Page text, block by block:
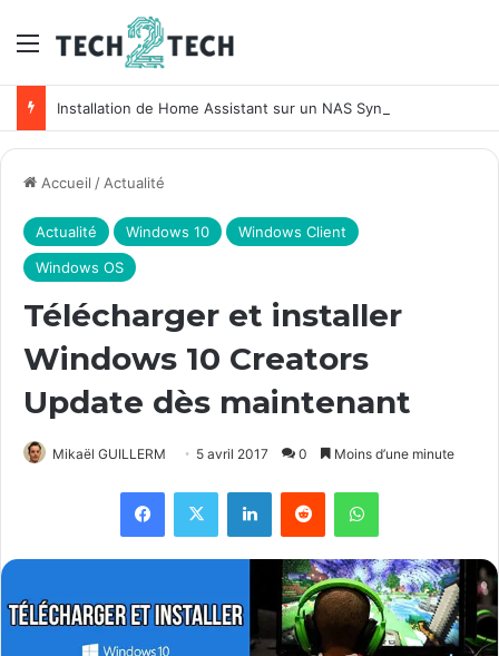
Menu
Installation de Home Assistant sur un NAS Synology
Accueil /Actualité
Actualité Windows 10
Windows Client
Windows OS
Télécharger et installer
Windows 10 Creators
Update dès maintenant
Mikaël GUILLERM 5 avril 2017 0 Moins d’une minute